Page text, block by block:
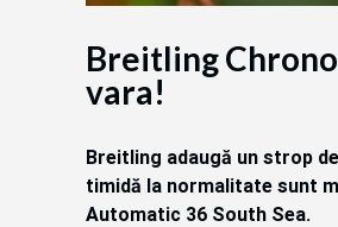
Breitling
vara!
Breitling adaugă un strop
timidă la normalitate sunt
Automatic 36 South Sea.